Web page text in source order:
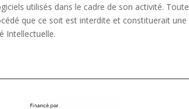
utilisés dans le cadre de son activité. Toute
que ce soit est interdite et constituerait une
Intellectuelle.